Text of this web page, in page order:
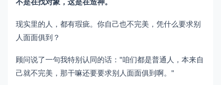
现实里的人，都有瑕疵。你自己也不完美，凭什么要求别
人面面俱到？
顾问说了一句我特别认同的话："咱们都是普通人，本来自
己就不完美，那干嘛还要要求别人面面俱到啊。"